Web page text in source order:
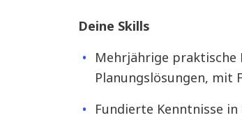
Deine Skills
Mehrjährige praktische
Planungslösungen, mit
Fundierte Kenntnisse in